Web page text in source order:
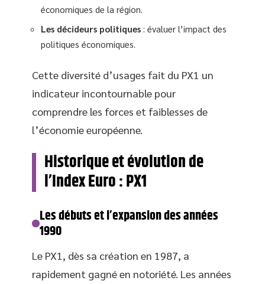
économiques de la région.
Les décideurs politiques : évaluer l’impact des
politiques économiques.
Cette diversité d’usages fait du PX1 un
indicateur incontournable pour
comprendre les forces et faiblesses de
l’économie européenne.
Historique et évolution de
l’Index Euro : PX1
Les débuts et l’expansion des années
1990
Le PX1, dès sa création en 1987, a
rapidement gagné en notoriété. Les années